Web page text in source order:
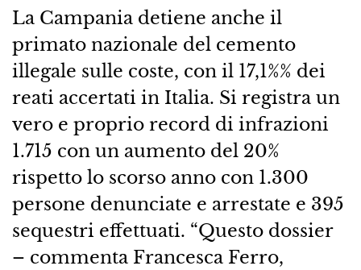
La Campania detiene anche il
primato nazionale del cemento
illegale sulle coste, con il 17,1%% dei
reati accertati in Italia. Si registra un
vero e proprio record di infrazioni
1.715 con un aumento del 20%
rispetto lo scorso anno con 1.300
persone denunciate e arrestate e 395
sequestri effettuati. “Questo dossier
– commenta Francesca Ferro,